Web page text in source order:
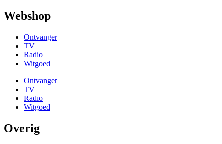
Webshop
Ontvanger
TV
Radio
Witgoed
Ontvanger
TV
Radio
Witgoed
Overig